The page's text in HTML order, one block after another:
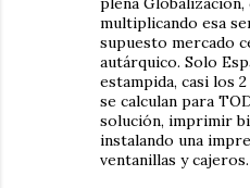
multiplicando esa
supuesto mercado
autárquico. Solo
estampida, casi los
se calculan para
solución, imprimir
instalando una
ventanillas y cajeros.